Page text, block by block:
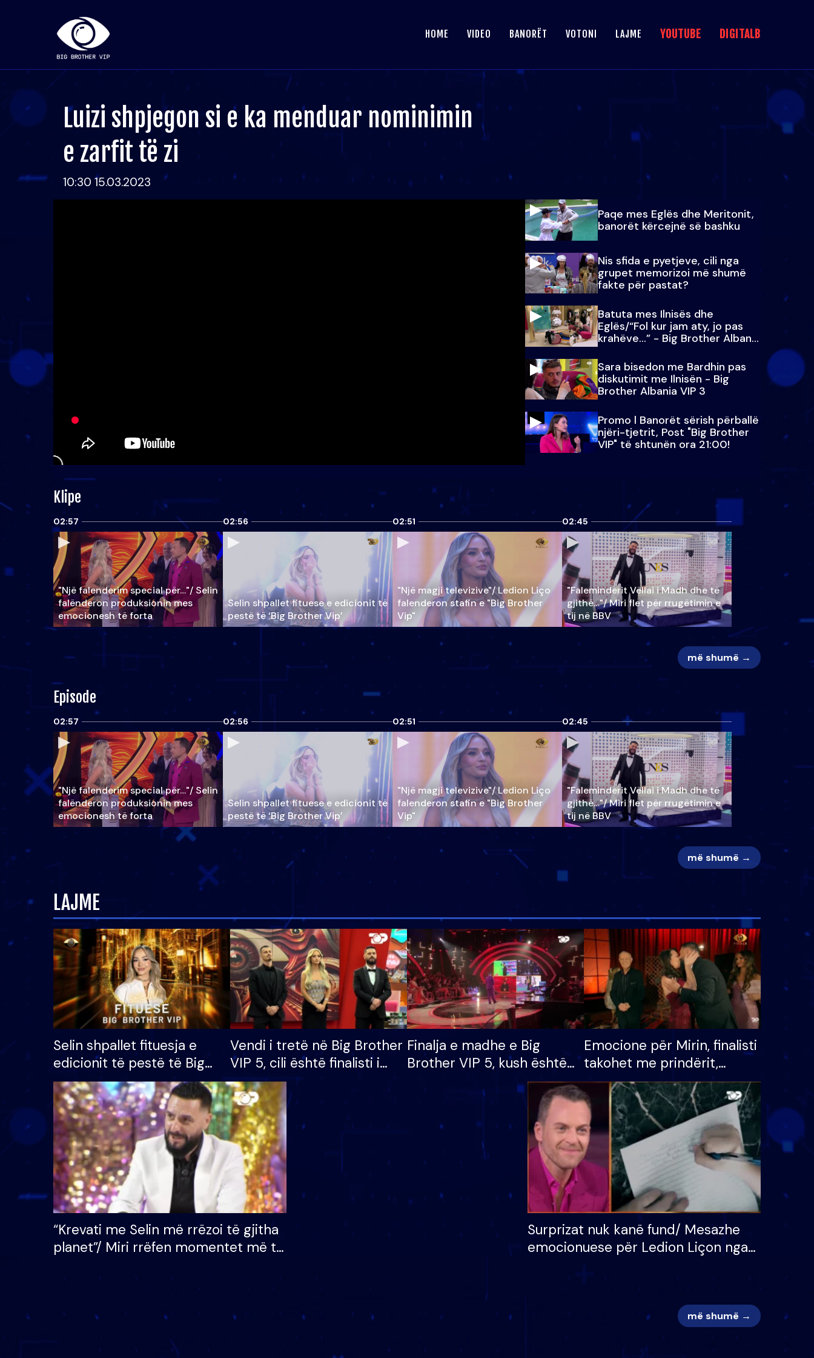
HOME VIDEO BANORËT VOTONI LAJME YOUTUBE DIGITALB
Luizi shpjegon si e ka menduar nominimin
e zarfit të zi
10:30 15.03.2023
Paqe mes Eglës dhe Meritonit,
banorët kërcejnë së bashku
Nis sfida e pyetjeve, cili nga
grupet memorizoi më shumë
fakte për pastat?
Batuta mes Ilnisës dhe
Eglës/“Fol kur jam aty, jo pas
krahëve…” - Big Brother Albania
VIP 3
Sara bisedon me Bardhin pas
diskutimit me Ilnisën - Big
Brother Albania VIP 3
Promo l Banorët sërish përballë
njëri-tjetrit, Post "Big Brother
VIP" të shtunën ora 21:00!
Klipe
02:57
"Një falenderim special për…"/ Selin
falënderon produksionin mes
emocionesh të forta
02:56
Selin shpallet fituese e edicionit të
pestë të ‘Big Brother Vip’
02:51
"Një magji televizive"/ Ledion Liço
falenderon stafin e "Big Brother
Vip"
02:45
"Faleminderit Vëllai i Madh dhe të
gjithë…"/ Miri flet për rrugëtimin e
tij në BBV
më shumë →
Episode
02:57
"Një falenderim special për…"/ Selin
falënderon produksionin mes
emocionesh të forta
02:56
Selin shpallet fituese e edicionit të
pestë të ‘Big Brother Vip’
02:51
"Një magji televizive"/ Ledion Liço
falenderon stafin e "Big Brother
Vip"
02:45
"Faleminderit Vëllai i Madh dhe të
gjithë…"/ Miri flet për rrugëtimin e
tij në BBV
më shumë →
LAJME
Selin shpallet fituesja e
edicionit të pestë të Big
Brother VIP, rrëmben
çmimin e madh prej 100
mijë eurosh
Vendi i tretë në Big Brother
VIP 5, cili është finalisti i
radhës që lë shtëpinë
Finalja e madhe e Big
Brother VIP 5, kush është
banori i parë që lë shtëpinë
dhe humb mundësinë për
të fituar çmimin e madh
Emocione për Mirin, finalisti
takohet me prindërit,
vajzën dhe bashkëshorten:
S’kemi ndonjë letër divorci
apo jo?
“Krevati me Selin më rrëzoi të gjitha
planet”/ Miri rrëfen momentet më të
mungojë zilja e mëngjesit kur…
Surprizat nuk kanë fund/ Mesazhe
emocionuese për Ledion Liçon nga
më shumë →